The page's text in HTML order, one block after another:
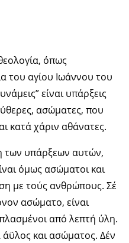
όπως
του αγίου Ιωάννου του
είναι υπάρξεις
ασώματες, που
κατά χάριν αθάνατες.
των υπάρξεων αυτών,
όμως ασώματοι και
με τούς ανθρώπους. Σέ
ασώματο, είναι
πλασμένοι από λεπτή ύλη.
και ασώματος. Δέν